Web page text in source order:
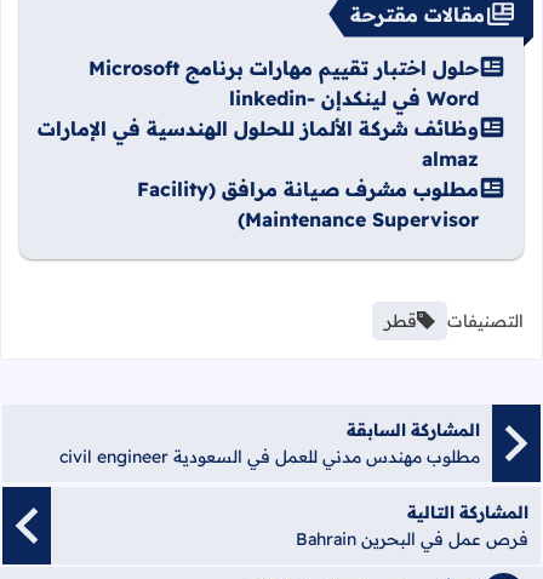
مقالات مقترحة
حلول اختبار تقييم مهارات برنامج Microsoft
Word في لينكدإن -linkedin
وظائف شركة الألماز للحلول الهندسية في الإمارات
almaz
مطلوب مشرف صيانة مرافق (Facility
Maintenance Supervisor)
التصنيفات قطر
المشاركة السابقة
مطلوب مهندس مدني للعمل في السعودية civil engineer
المشاركة التالية
فرص عمل في البحرين Bahrain